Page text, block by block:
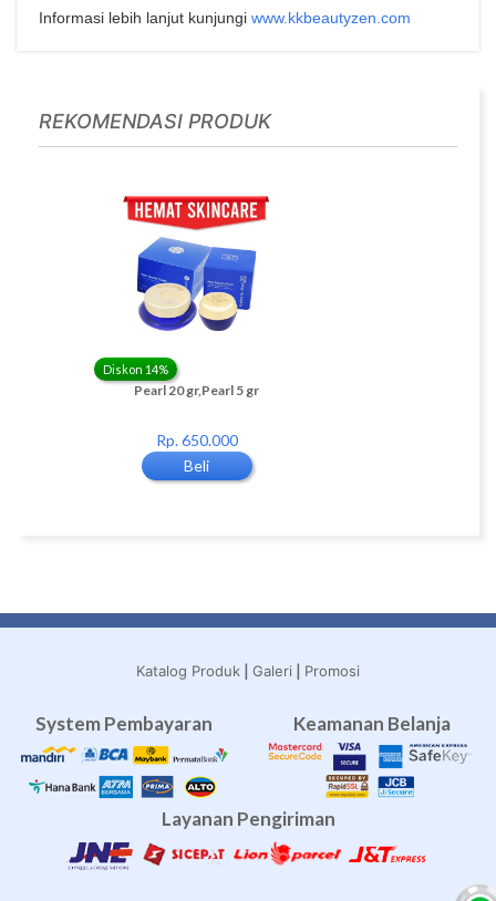
Informasi lebih lanjut kunjungi www.kkbeautyzen.com
REKOMENDASI PRODUK
Diskon 14%
Pearl 20 gr,Pearl 5 gr
Rp. 650.000
Beli
Katalog Produk | Galeri | Promosi
System Pembayaran Keamanan Belanja
Layanan Pengiriman